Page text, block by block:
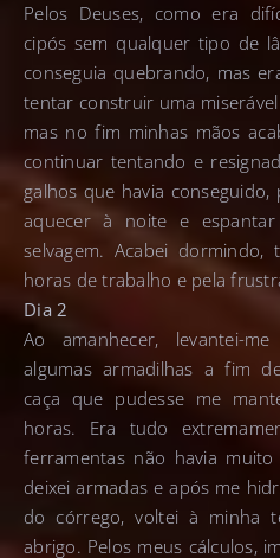
Pelos Deuses, como era
cipós sem qualquer tipo de
conseguia quebrando, mas
tentar construir uma
mas no fim minhas mãos
continuar tentando e
galhos que havia
aquecer à noite e espantar
selvagem. Acabei
horas de trabalho e pela
Dia 2
Ao amanhecer, levantei-
algumas armadilhas a fim
caça que pudesse me
horas. Era tudo
ferramentas não havia
deixei armadas e após me
do córrego, voltei à minha
abrigo. Pelos meus cálculos,